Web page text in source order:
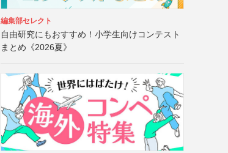
編集部セレクト
自由研究にもおすすめ！小学生向けコンテスト
まとめ《2026夏》